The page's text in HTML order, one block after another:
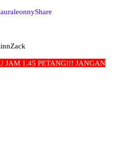
JAM 1.45 PETANG!!! JANGAN